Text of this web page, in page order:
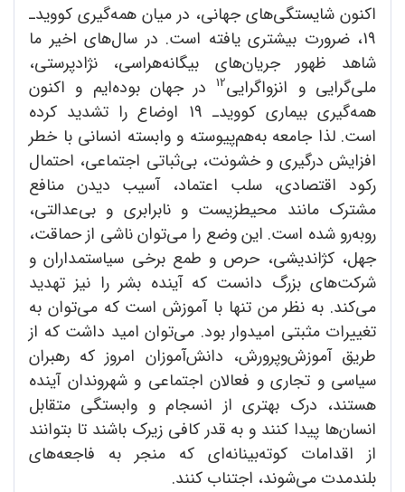
اکنون شایستگی‌های جهانی، در میان همه‌گیری کووید‌ـ
19، ضرورت بیشتری یافته است. در سال‌های اخیر ما
شاهد ظهور جریان‌های بیگانه‌هراسی، نژادپرستی،
ملی‌گرایی و انزواگرایی12در جهان بوده‌ایم و اکنون
همه‌گیری بیماری کووید‌ـ 19 اوضاع را تشدید کرده
است. لذا جامعه به‌هم‌پیوسته و وابسته انسانی با خطر
افزایش درگیری و خشونت،‌ بی‌ثباتی اجتماعی، احتمال
رکود اقتصادی، سلب اعتماد، آسیب دیدن منافع
مشترک مانند محیطزیست و نابرابری و بی‌عدالتی،
روبه‌رو شده است. این وضع را می‌توان ناشی از حماقت،
جهل، کژاندیشی، حرص و طمع برخی سیاستمداران و
شرکت‌های بزرگ دانست که آینده بشر را نیز تهدید
می‌کند. به نظر من تنها با آموزش است که می‌توان به
تغییرات مثبتی امیدوار بود. می‌توان امید داشت که از
طریق آموزش‌وپرورش، دانش‌آموزان امروز که رهبران
سیاسی و تجاری و فعالان اجتماعی و شهروندان آینده
هستند، درک بهتری از انسجام و وابستگی متقابل
انسان‌ها پیدا کنند و به قدر کافی زیرک باشند تا بتوانند
از اقدامات کوته‌بینانه‌ای که منجر به فاجعه‌های
بلند‌مدت می‌شوند، اجتناب کنند.